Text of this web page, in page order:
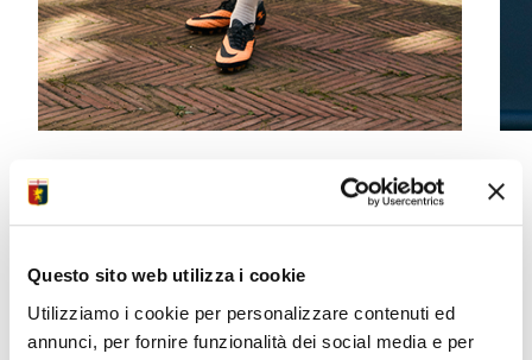
Questo sito web utilizza i cookie
Utilizziamo i cookie per personalizzare contenuti ed
annunci, per fornire funzionalità dei social media e per
SCOPRI TUTTI I PRODOTTI